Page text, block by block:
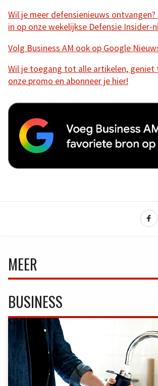
Wil je meer defensienieuws
in op onze wekelijkse Defensie Insider-
Volg Business AM ook op Google
Wil je toegang tot alle artikelen, geniet
onze promo en abonneer je hier!
MEER
BUSINESS